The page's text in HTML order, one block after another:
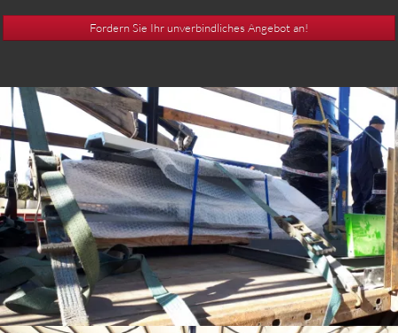
Fordern Sie Ihr unverbindliches Angebot an!